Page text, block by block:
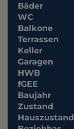
Bäder
WC
Balkone
Terrassen
Keller
Garagen
HWB
fGEE
Baujahr
Zustand
Hauszustand